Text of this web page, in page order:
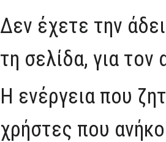
στην
στην
Δεν έχετε την
τη σελίδα, για
Η ενέργεια που
χρήστες που